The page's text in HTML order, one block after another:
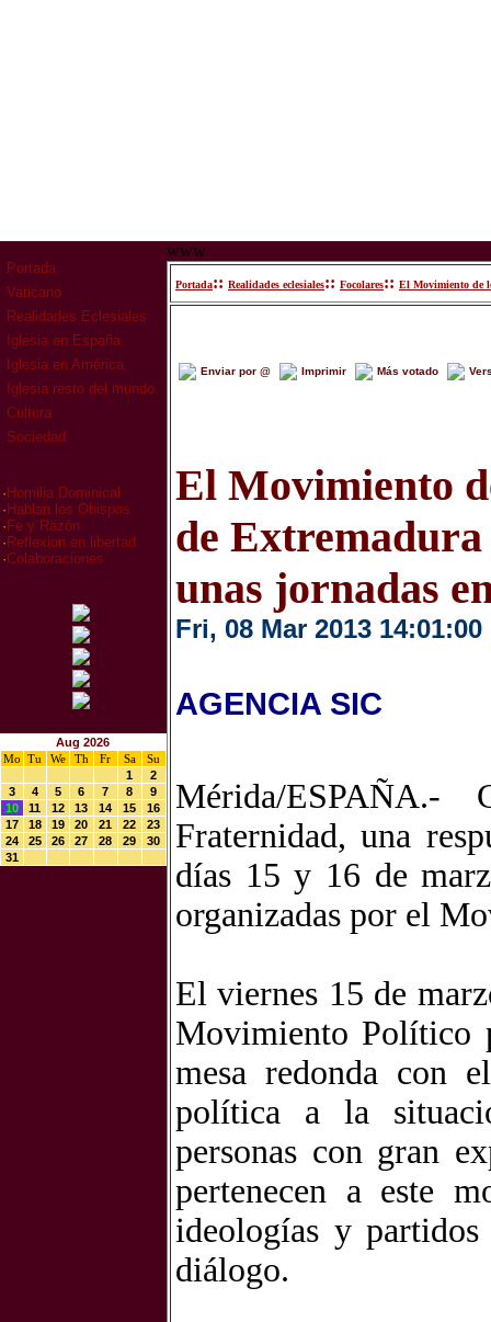
Portada
Vaticano
Realidades Eclesiales
Iglesia en España
Iglesia en América
Iglesia resto del mundo
Cultura
Sociedad
· Homilia Dominical
· Hablan los Obispos
· Fe y Razón
· Reflexion en libertad
·Colaboraciones
Aug 2026
Mo
Tu We Th Fr Sa
Su
1
2
3
4 5 6 7 8
9
10
11 12 13 14 15
16
17
18 19 20 21 22
23
24
25 26 27 28 29
30
31
www
Portada:: Realidades eclesiales:: Focolares:: El Movimiento de
Enviar por @ Imprimir Más votado
El Movimiento
de
unas jornadas
Fri, 08 Mar 2013 14:01:00
AGENCIA SIC
Mérida/
Fraternidad, una
días 15 y 16 de
organizadas por el
El viernes 15 de
Movimiento Político
mesa redonda con
política a la
personas con gran
pertenecen a este
ideologías y
diálogo.